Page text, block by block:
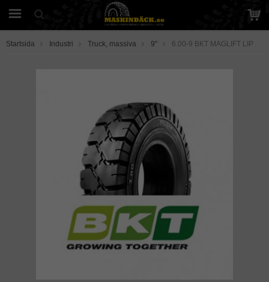
Startsida Industri Truck, massiva 9" 6.00-9 BKT MAGLIFT LIP